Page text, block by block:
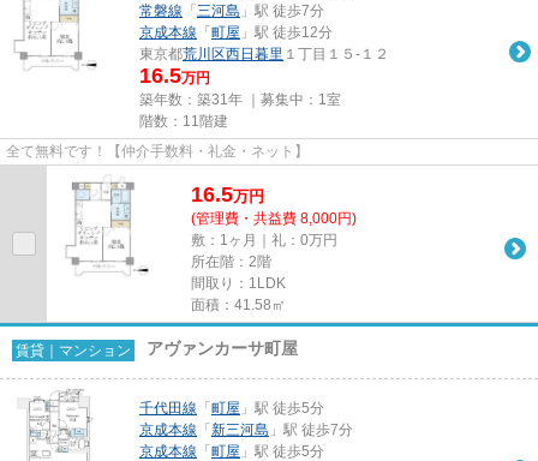
常磐線 「 三河島 」駅 徒歩7分
京成本線 「 町屋 」駅 徒歩12分
東京都荒川区西日暮里 １丁目１５-１２
16.5万円
築年数：築31年 ｜募集中： 1室
階数：11階建
全て無料です！【仲介手数料・礼金・ネット】
16.5万円
(管理費・共益費 8,000円)
敷：1ヶ月｜礼：0万円
所在階：2階
間取り：1LDK
面積：41.58㎡
賃貸｜マンション アヴァンカーサ町屋
千代田線 「 町屋 」駅 徒歩5分
京成本線 「 新三河島 」駅 徒歩7分
京成本線 「 町屋 」駅 徒歩5分